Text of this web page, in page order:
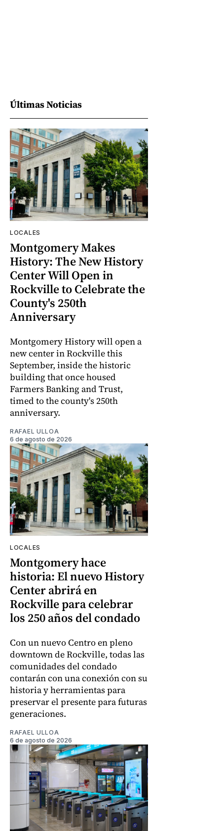
Últimas Noticias
LOCALES
Montgomery Makes
History: The New History
Center Will Open in
Rockville to Celebrate the
County's 250th
Anniversary
Montgomery History will open a
new center in Rockville this
September, inside the historic
building that once housed
Farmers Banking and Trust,
timed to the county's 250th
anniversary.
RAFAEL ULLOA
6 de agosto de 2026
LOCALES
Montgomery hace
historia: El nuevo History
Center abrirá en
Rockville para celebrar
los 250 años del condado
Con un nuevo Centro en pleno
downtown de Rockville, todas las
comunidades del condado
contarán con una conexión con su
historia y herramientas para
preservar el presente para futuras
generaciones.
RAFAEL ULLOA
6 de agosto de 2026